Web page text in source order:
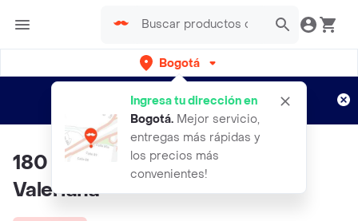
Bogotá
Ingresa tu dirección en
Bogotá. Mejor servicio,
entregas más rápidas y
los precios más
convenientes!
envíos gratis por semanas
Aplican TyC
180 Semillas Orgánicas De
Valeriana